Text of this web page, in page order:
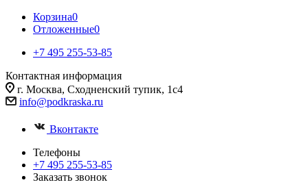
Корзина0
Отложенные0
+7 495 255-53-85
Контактная информация
г. Москва, Сходненский тупик, 1с4
info@podkraska.ru
Вконтакте
Телефоны
+7 495 255-53-85
Заказать звонок